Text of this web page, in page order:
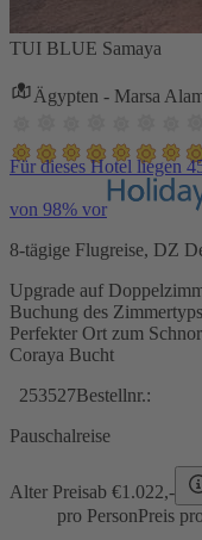
TUI BLUE Samaya
Ägypten - Marsa
Für dieses Hotel liegen
von 98% vor
8-tägige Flugreise, DZ
Upgrade auf
Buchung des
Perfekter Ort zum
Coraya Bucht
253527Bestellnr.:
Pauschalreise
Alter Preisab €1.022,-
pro PersonPreis